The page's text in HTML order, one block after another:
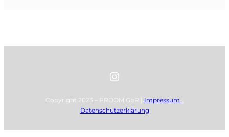
Instagram
Copyright 2023 – PROOM GbR | Impressum
Datenschutzerklärung